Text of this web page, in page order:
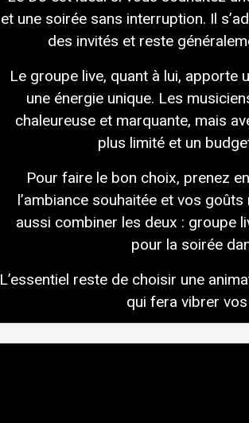
et une soirée sans interruption. Il
des invités et reste
Le groupe live, quant à lui, apporte
une énergie unique. Les
chaleureuse et marquante, mais
plus limité et un
Pour faire le bon choix, prenez
l’ambiance souhaitée et vos
aussi combiner les deux : groupe
pour la soirée
L’essentiel reste de choisir une
qui fera vibrer